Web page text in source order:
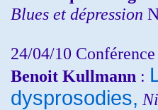
Blues et dépression
24/04/10 Conférence
Benoit Kullmann :
dysprosodies,